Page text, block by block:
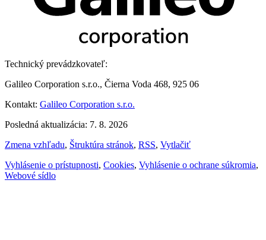
Technický prevádzkovateľ:
Galileo Corporation s.r.o., Čierna Voda 468, 925 06
Kontakt: Galileo Corporation s.r.o.
Posledná aktualizácia: 7. 8. 2026
Zmena vzhľadu, Štruktúra stránok, RSS, Vytlačiť
Vyhlásenie o prístupnosti, Cookies, Vyhlásenie o ochrane súkromia,
Webové sídlo